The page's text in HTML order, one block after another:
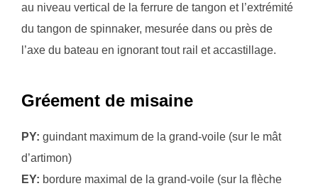
au niveau vertical de la ferrure de tangon et l’extrémité
du tangon de spinnaker, mesurée dans ou près de
l’axe du bateau en ignorant tout rail et accastillage.
Gréement de misaine
PY: guindant maximum de la grand-voile (sur le mât
d’artimon)
EY: bordure maximal de la grand-voile (sur la flèche